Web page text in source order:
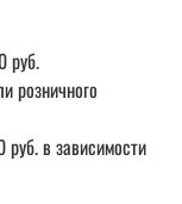
руб.
розничного
в зависимости